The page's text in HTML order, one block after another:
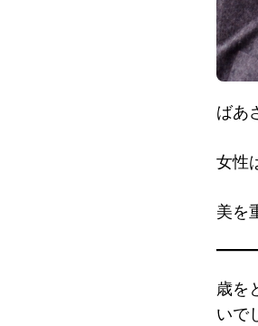
ばあ
女性
美を
歳を
いで